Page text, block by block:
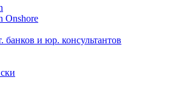
Onshore
банков и юр. консультантов